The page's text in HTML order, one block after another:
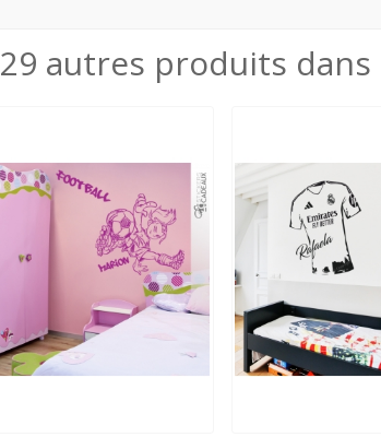
29 autres produits